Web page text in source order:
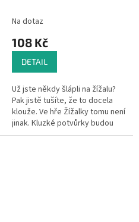
Na dotaz
108 Kč
DETAIL
Už jste někdy šlápli na žížalu?
Pak jistě tušíte, že to docela
klouže. Ve hře Žížalky tomu není
jinak. Kluzké potvůrky budou
vaši figurku pěkně zdržovat od